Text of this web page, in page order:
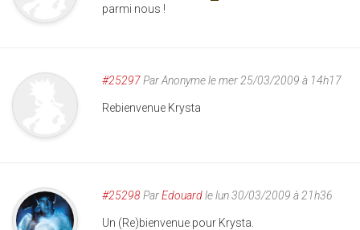
parmi nous !
#25297ParAnonymele mer 25/03/2009 à 14h17
Rebienvenue Krysta
#25298ParEdouardle lun 30/03/2009 à 21h36
Un (Re)bienvenue pour Krysta.